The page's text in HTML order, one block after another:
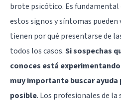
brote psicótico. Es fundamental
estos signos y síntomas pueden
tienen por qué presentarse de
todos los casos.Si sospechas
conoces está
muy importante buscar
posible. Los profesionales de